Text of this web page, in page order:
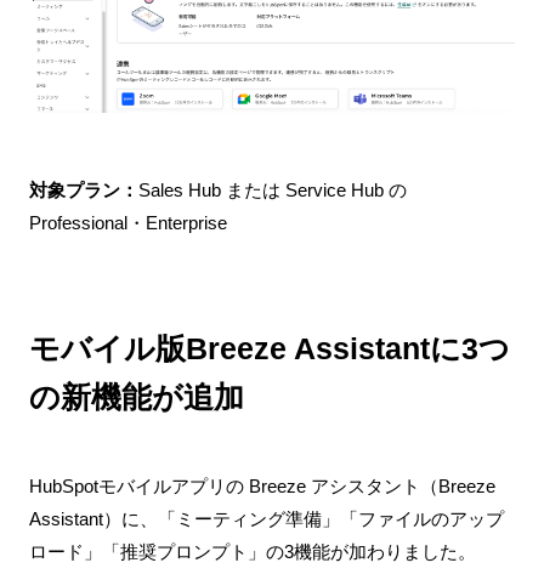
対象プラン： Sales Hub または Service Hub の
Professional・Enterprise
モバイル版Breeze Assistantに3つ
の新機能が追加
HubSpotモバイルアプリの Breeze アシスタント（Breeze
Assistant）に、「ミーティング準備」「ファイルのアップ
ロード」「推奨プロンプト」の3機能が加わりました。